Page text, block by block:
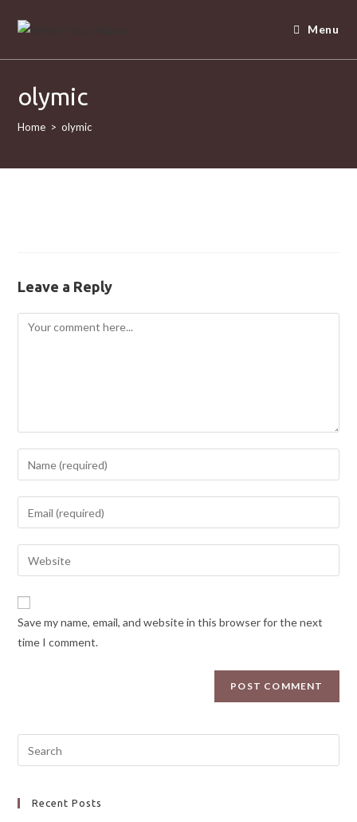
Menu
olymic
Home > olymic
Leave a Reply
Save my name, email, and website in this browser for the next
time I comment.
Recent Posts